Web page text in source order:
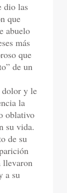
dio las
que
abuelo
más
que
de un
dolor y le
la
oblativo
su vida.
de su
llevaron
a su